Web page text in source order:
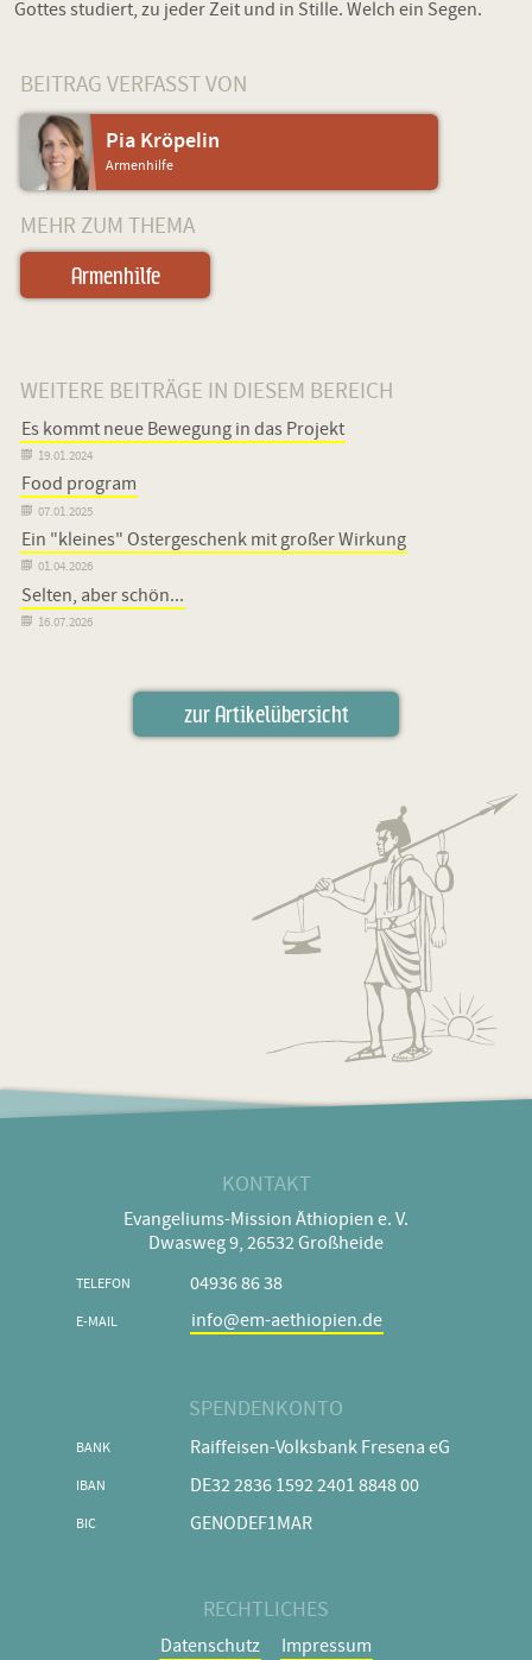
Gottes studiert, zu jeder Zeit und in Stille. Welch ein Segen.
BEITRAG VERFASST VON
Pia Kröpelin
Armenhilfe
MEHR ZUM THEMA
Armenhilfe
WEITERE BEITRÄGE IN DIESEM BEREICH
Es kommt neue Bewegung in das Projekt
 19.01.2024
Food program
 07.01.2025
Ein "kleines" Ostergeschenk mit großer Wirkung
 01.04.2026
Selten, aber schön...
 16.07.2026
zur Artikelübersicht
KONTAKT
Evangeliums-Mission Äthiopien e. V.
Dwasweg 9, 26532 Großheide
TELEFON 04936 86 38
E-MAIL info@em-aethiopien.de
SPENDENKONTO
BANK Raiffeisen-Volksbank Fresena eG
IBAN DE32 2836 1592 2401 8848 00
BIC GENODEF1MAR
RECHTLICHES
Navigation
Datenschutz Impressum